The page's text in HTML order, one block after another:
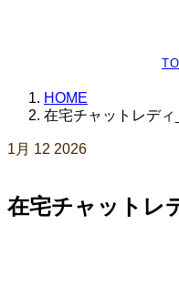
HOME
在宅チャットレデ
1月 12 2026
在宅チャットレ